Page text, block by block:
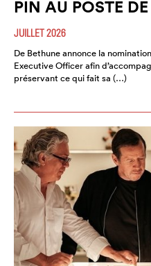
PIN AU POSTE
JUILLET 2026
De Bethune annonce la
Executive Officer afin
préservant ce qui fait sa (…)